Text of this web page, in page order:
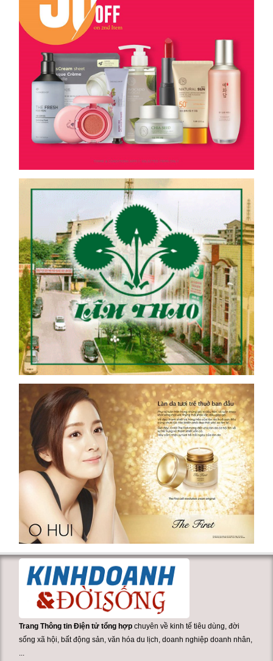
Trang Thông tin Điện tử tổng hợp chuyên về kinh tế tiêu dùng, đời
sống xã hội, bất động sản, văn hóa du lịch, doanh nghiệp doanh nhân,